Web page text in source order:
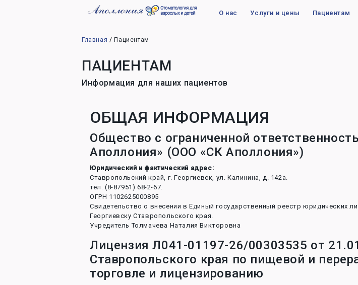
О нас Услуги и цены Пациентам
Главная Пациентам
ПАЦИЕНТАМ
Информация для наших пациентов
ОБЩАЯ ИНФОРМАЦИЯ
Общество с ограниченной
Аполлония» (ООО «СК Аполлония»)
Юридический и фактический адрес:
Ставропольский край, г. Георгиевск, ул. Калинина, д. 142а.
тел. (8-87951) 68-2-67.
ОГРН 1102625000895
Свидетельство о внесении в Единый государственный реестр юридических
Георгиевску Ставропольского края.
Учредитель Толмачева Наталия Викторовна
Лицензия Л041-01197-26/00303535 от
Ставропольского края по пищевой и
торговле и лицензированию